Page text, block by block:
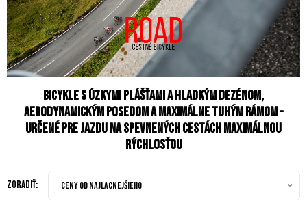
Bicykle s úzkymi plášťami a hladkým dezénom,
aerodynamickým posedom a maximálne tuhým rámom -
určené pre jazdu na spevnených cestách maximálnou
rýchlosťou
Zoradiť: Ceny od najlacnejšieho